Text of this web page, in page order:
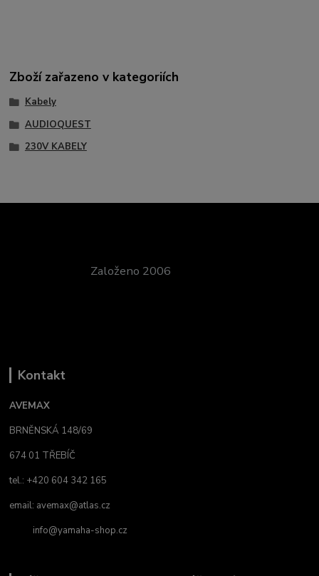
Zboží zařazeno v kategoriích
Kabely
AUDIOQUEST
230V KABELY
Založeno 2006
Kontakt
AVEMAX
BRNĚNSKÁ 148/69
674 01 TŘEBÍČ
tel.: +420 604 342 165
email: avemax@atlas.cz
info@yamaha-shop.cz